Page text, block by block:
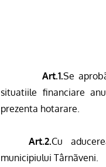
Art.1.Se aprob
situatiile financiare
prezenta hotarare.
Art.2.Cu
municipiului Târnãveni.